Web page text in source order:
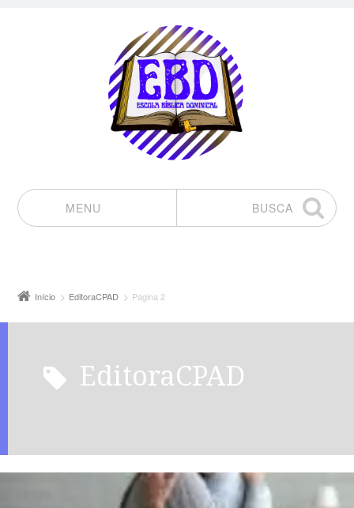
MENU
BUSCA
Início EditoraCPAD Página 2
EditoraCPAD